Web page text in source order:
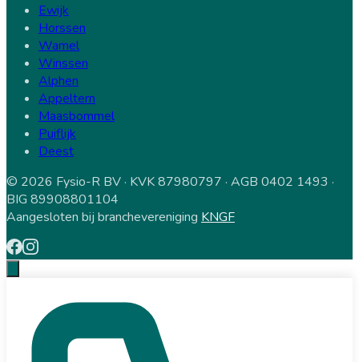
Ewijk
Horssen
Wamel
Winssen
Alphen
Appeltern
Maasbommel
Puiflijk
Deest
© 2026 Fysio-R BV · KVK 87980797 · AGB 0402 1493 ·
BIG 89908801104
Aangesloten bij branchevereniging KNGF